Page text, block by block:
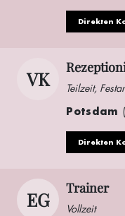
Direkten
VK Teilzeit,
Potsdam
Direkten
EG
Trainer
Vollzeit